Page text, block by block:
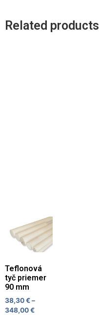
Related products
Teflonová
tyč priemer
90 mm
38,30€–
348,00€